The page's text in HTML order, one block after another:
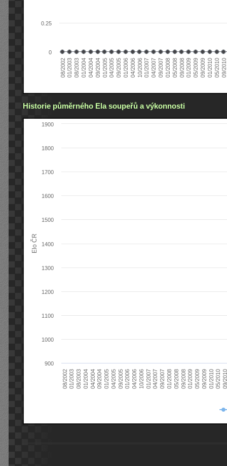
08/200201/200308/200301/200404/200409/200401/200504/200509/200501/200604/200610/200601/200704/200709/200701/200805/200809/200801/200905/200909/200901/201005/201009/2010
0
0.25
Historie půměrného Ela soupeřů a výkonnosti
Elo ČR
08/200201/200308/200301/200404/200409/200401/200504/200509/200501/200604/200610/200601/200704/200709/200701/200805/200809/200801/200905/200909/200901/201005/201009/
900
1000
1100
1200
1300
1400
1500
1600
1700
1800
1900